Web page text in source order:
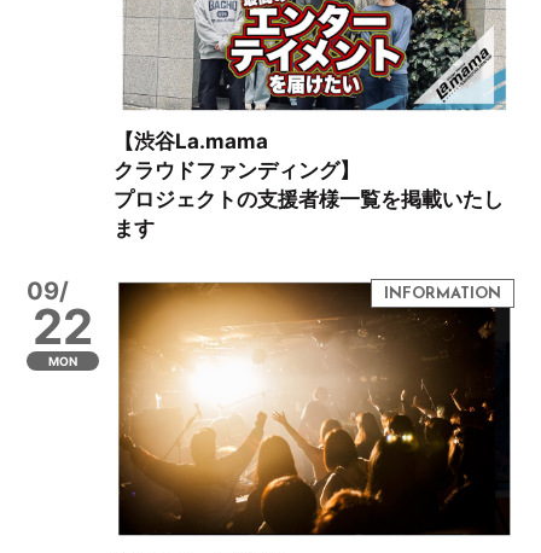
【渋谷La.mama
クラウドファンディング】
プロジェクトの支援者様一覧を掲載いたし
ます
09/
22
MON